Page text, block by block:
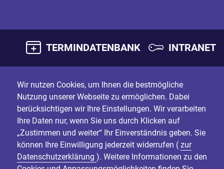
TERMINDATENBANK INTRANET
Wir nutzen Cookies, um Ihnen die bestmögliche
Nutzung unserer Webseite zu ermöglichen. Dabei
berücksichtigen wir Ihre Einstellungen. Wir verarbeiten
Ihre Daten nur, wenn Sie uns durch Klicken auf
„Zustimmen und weiter“ Ihr Einverständnis geben. Sie
können Ihre Einwilligung jederzeit widerrufen ( zur
Datenschutzerklärung ). Weitere Informationen zu den